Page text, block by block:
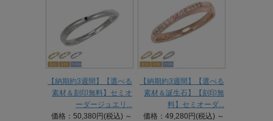
【納期約3週間】【選べる
素材＆刻印無料】セミオ
ーダージュエリ...
価格：50,380円(税込) ～
【納期約3週間】【選べる
素材＆誕生石】【刻印無
料】セミオーダ...
価格：49,280円(税込) ～